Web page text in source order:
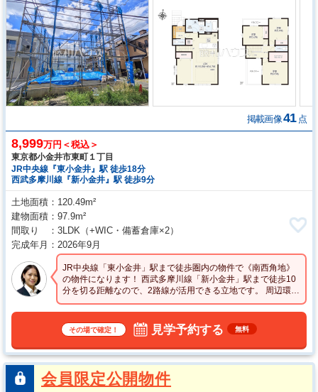
掲載画像41 点
8,999万円＜税込＞
東京都小金井市東町１丁目
JR中央線『東小金井』駅 徒歩18分
西武多摩川線『新小金井』駅 徒歩9分
土地面積
120.49m²
建物面積
97.9m²
間取り
3LDK （+WIC・備蓄倉庫×2）
完成年月
2026年9月
JR中央線「東小金井」駅まで徒歩圏内の物件で《南西角地》
の物件になります！ 西武多摩川線「新小金井」駅まで徒歩10
分を切る距離なので、2路線が活用できる立地です。 周辺環境
も合わせてご見学いかがですか？？
その場で確定！ 見学予約する 無料
会員限定公開物件